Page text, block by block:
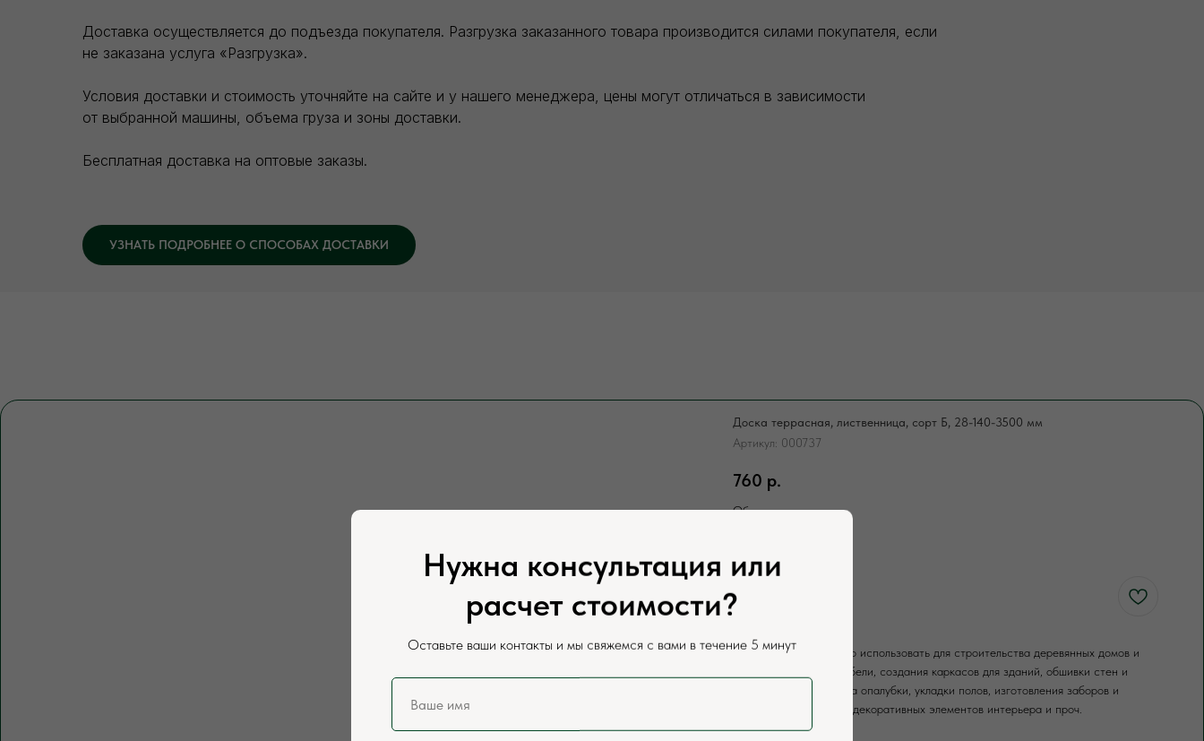
Доставка осуществляется до подъезда покупателя. Разгрузка заказанного товара производится силами покупателя, если
не заказана услуга «Разгрузка».
Условия доставки и стоимость уточняйте на сайте и у нашего менеджера, цены могут отличаться в зависимости
от выбранной машины, объема груза и зоны доставки.
Бесплатная доставка на оптовые заказы.
УЗНАТЬ ПОДРОБНЕЕ О СПОСОБАХ ДОСТАВКИ
Доска террасная, лиственница, сорт Б, 28-140-3500 мм
Артикул: 000737
760 р.
Объем
Обрезную доску можно использовать для строительства деревянных домов и
бань, изготовления мебели, создания каркасов для зданий, обшивки стен и
потолков, производства опалубки, укладки полов, изготовления заборов и
ограждений, создания декоративных элементов интерьера и проч.
Нужна консультация или
расчет стоимости?
Оставьте ваши контакты и мы свяжемся с вами в течение 5 минут